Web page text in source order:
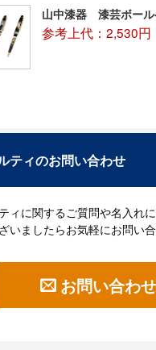
山中漆器 漆芸ボー
参考上代：2,530円
ティのお問い合わせ
ィに関するご質問や名入れ
いましたらお気軽にお問い合
お問い合わ